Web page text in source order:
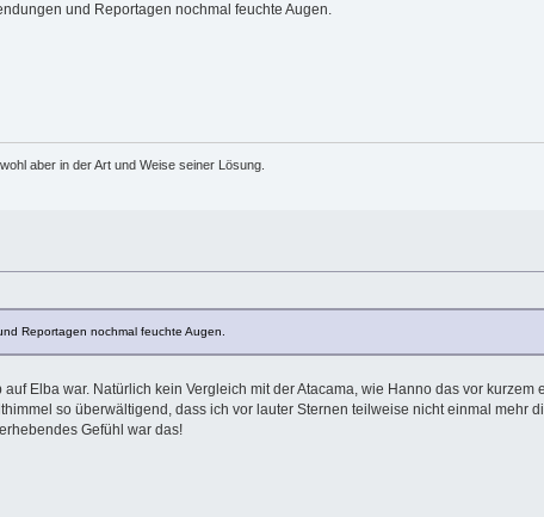
und Reportagen nochmal feuchte Augen.
aber in der Art und Weise seiner Lösung.
Reportagen nochmal feuchte Augen.
Elba war. Natürlich kein Vergleich mit der Atacama, wie Hanno das vor kurzem
so überwältigend, dass ich vor lauter Sternen teilweise nicht einmal mehr
Gefühl war das!